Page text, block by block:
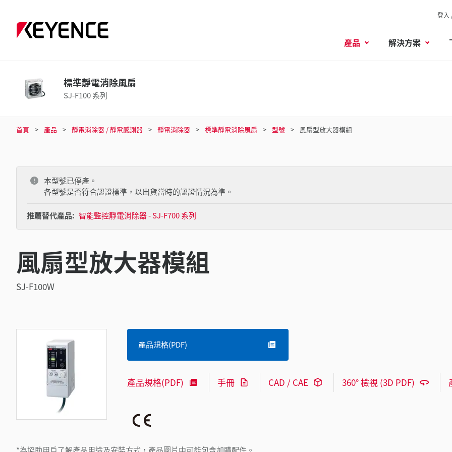
登入
產品 解決方案
標準靜電消除風扇
SJ-F100 系列
首頁 產品 靜電消除器 / 靜電感測器 靜電消除器 標準靜電消除風扇 型號 風扇型放大器模組
本型號已停產。
各型號是否符合認證標準，以出貨當時的認證情況為準。
推薦替代產品: 智能監控靜電消除器 - SJ-F700 系列
風扇型放大器模組
SJ-F100W
*為協助用戶了解產品用途及安裝方式，產品圖片中可能包含加購配件。
產品規格(PDF)
產品規格(PDF) 手冊 CAD / CAE 360° 檢視 (3D PDF)